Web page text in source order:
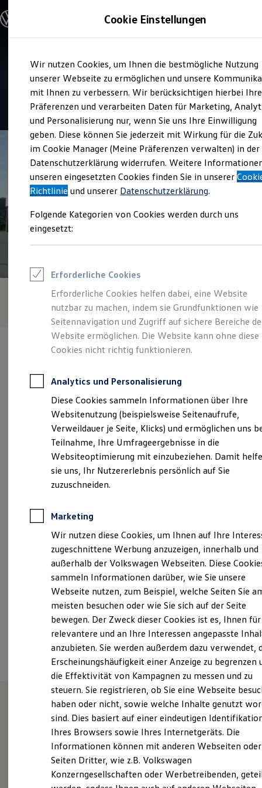
Hauptinhalt
springen
Footer
springen
Modelle und Konfigurator
Modelle vergleichen
Elektroautos
ENERGY Sondermodelle
Nutzfahrzeuge
SUV und CUV
Familienautos
Kombis
Kompaktwagen
Sportwagen
Schnell verfügbare Fahrzeuge
Angebote und Produkte
Aktuelle Angebote
E-Auto-Förderung
Volkswagen Marktplatz
Junge Gebrauchtwagen und Gebrauchtwagen
Volkswagen Zertifizierte Gebrauchtwagen
Zubehör- und Serviceangebote
Leasing
Leasing-Angebote
Gebrauchtwagen Leasing
Junge Gebrauchtwagen-Leasing
Elektroauto Leasing
Kleinwagen-Leasing
Leasing ohne Anzahlung
Finanzierung
Kfz-Versicherung
Restschuldversicherungen
Garantien
Wartungsverträge
Geschäftskunden
Professional Class bei Volkswagen
Großkunden
Behörden
Direktkunden
Sonderfahrzeuge
Anpfiff zum Gewinn
Elektroautos
ID. Tutorials
Elektrofahrzeugkonzepte
Reichweite
Reichweite der ID. Modelle
Reichweite im Winter
Laden
Laden unterwegs
Laden Zuhause
Ladestationen finden
Ladezeitensimulator
Batterie
Sicherheit
Garantie und Lebensdauer
Nachhaltigkeit
Technologie
Kosten und Kauf
Verbrauchskosten
Kaufoptionen
E-Auto-Förderung
Software und Konnektivität
ID. Software Versionen und Updates
Digitale Extras
Schnittstellen zu Ihrem ID.
Service
Autohaus Hans Oberauer
4.9| 123 Bewertungen
Verantwortlich für die Inhalte auf dieser Seite ist die Hans
Oberauer e.K. Inh. Sabine Oberauer (Impressum & Rechtliches)
Rottauer Straße 21, 83224 Grassau
AH.Oberauer@yahoo.de
Montag
Sonntag
Geschlossen
Ansprechpartner
Unsere Leistungenim
Überblick
Gebrauchtwagen
Cookie Einstellungen
Wir nutzen Cookies, um Ihnen die bestmögliche Nutzung
unserer Webseite zu ermöglichen und unsere
mit Ihnen zu verbessern. Wir berücksichtigen hierbei Ihre
Präferenzen und verarbeiten Daten für Marketing,
und Personalisierung nur, wenn Sie uns Ihre Einwilligung
geben. Diese können Sie jederzeit mit Wirkung für die
im Cookie Manager (Meine Präferenzen verwalten) in der
Datenschutzerklärung widerrufen. Weitere
unseren eingesetzten Cookies finden Sie in unserer
Richtlinie und unserer Datenschutzerklärung.
Folgende Kategorien von Cookies werden durch uns
eingesetzt:
Erforderliche Cookies
Erforderliche Cookies helfen dabei, eine Website
nutzbar zu machen, indem sie Grundfunktionen wie
Seitennavigation und Zugriff auf sichere Bereiche
Website ermöglichen. Die Website kann ohne diese
Cookies nicht richtig funktionieren.
Analytics und Personalisierung
Diese Cookies sammeln Informationen über Ihre
Websitenutzung (beispielsweise Seitenaufrufe,
Verweildauer je Seite, Klicks) und ermöglichen uns
Teilnahme, Ihre Umfrageergebnisse in die
Websiteoptimierung mit einzubeziehen. Damit
sie uns, Ihr Nutzererlebnis persönlich auf Sie
zuzuschneiden.
Marketing
Wir nutzen diese Cookies, um Ihnen auf Ihre
zugeschnittene Werbung anzuzeigen, innerhalb und
außerhalb der Volkswagen Webseiten. Diese
sammeln Informationen darüber, wie Sie unsere
Webseite nutzen, zum Beispiel, welche Seiten Sie
meisten besuchen oder wie Sie sich auf der Seite
bewegen. Der Zweck dieser Cookies ist es, Ihnen für
relevantere und an Ihre Interessen angepasste
anzubieten. Sie werden außerdem dazu verwendet,
Erscheinungshäufigkeit einer Anzeige zu begrenzen
die Effektivität von Kampagnen zu messen und zu
steuern. Sie registrieren, ob Sie eine Webseite
haben oder nicht, sowie welche Inhalte genutzt
sind. Dies basiert auf einer eindeutigen
Ihres Browsers sowie Ihres Internetgeräts. Die
Informationen können mit anderen Webseiten oder
Seiten Dritter, wie z.B. Volkswagen
Konzerngesellschaften oder Werbetreibenden,